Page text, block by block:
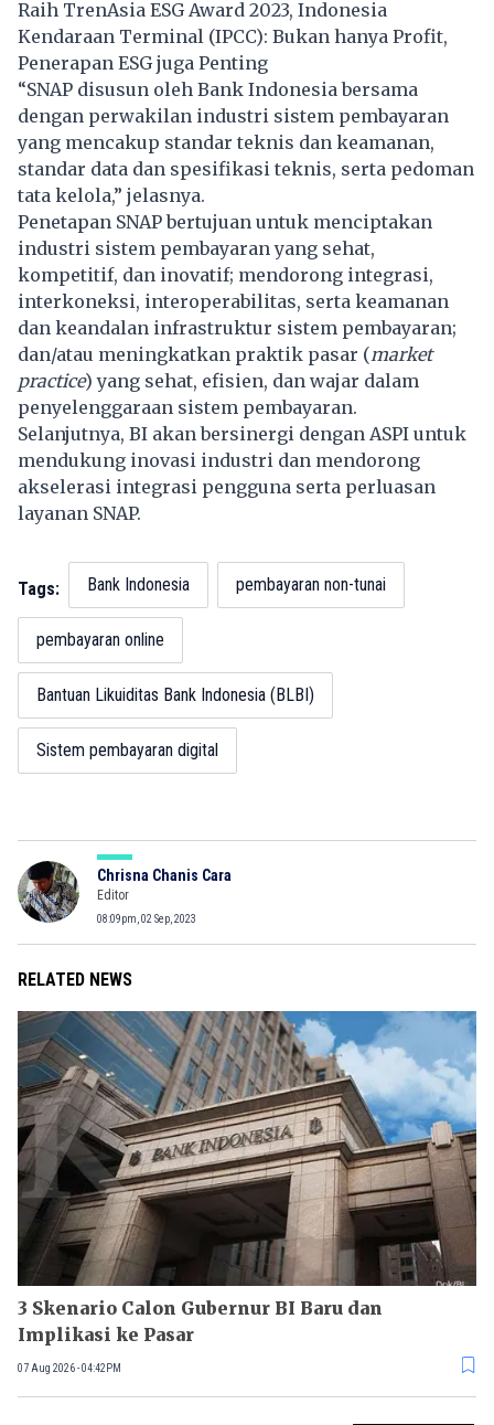
Raih TrenAsia ESG Award 2023, Indonesia
Kendaraan Terminal (IPCC): Bukan hanya Profit,
Penerapan ESG juga Penting
“SNAP disusun oleh Bank Indonesia bersama
dengan perwakilan industri sistem pembayaran
yang mencakup standar teknis dan keamanan,
standar data dan spesifikasi teknis, serta pedoman
tata kelola,” jelasnya.
Penetapan SNAP bertujuan untuk menciptakan
industri sistem pembayaran yang sehat,
kompetitif, dan inovatif; mendorong integrasi,
interkoneksi, interoperabilitas, serta keamanan
dan keandalan infrastruktur sistem pembayaran;
dan/atau meningkatkan praktik pasar (market
practice) yang sehat, efisien, dan wajar dalam
penyelenggaraan sistem pembayaran.
Selanjutnya, BI akan bersinergi dengan ASPI untuk
mendukung inovasi industri dan mendorong
akselerasi integrasi pengguna serta perluasan
layanan SNAP.
Tags: Bank Indonesia pembayaran non-tunai
pembayaran online
Bantuan Likuiditas Bank Indonesia (BLBI)
Sistem pembayaran digital
Chrisna Chanis Cara
Editor
08:09pm, 02 Sep, 2023
RELATED NEWS
3 Skenario Calon Gubernur BI Baru dan
Implikasi ke Pasar
07 Aug 2026 - 04:42PM